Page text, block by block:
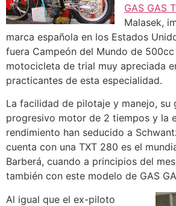
GAS GAS
Malasek,
marca española en los Estados
fuera Campeón del Mundo de 500cc
motocicleta de trial muy apreciada
practicantes de esta especialidad.
La facilidad de pilotaje y manejo, su
progresivo motor de 2 tiempos y la
rendimiento han seducido a
cuenta con una TXT 280 es el
Barberá, cuando a principios del
también con este modelo de GAS
Al igual que el ex-piloto